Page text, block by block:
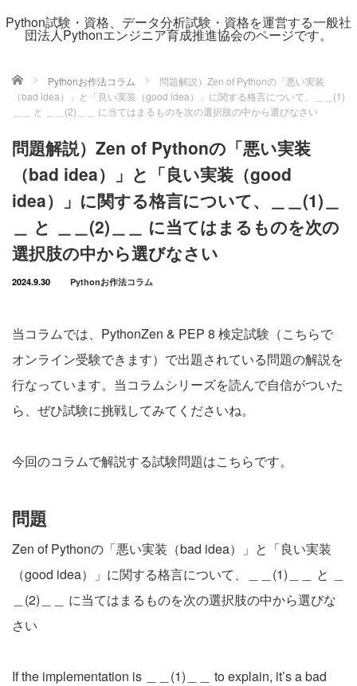
Python試験・資格、データ分析試験・資格を運営する一般社
団法人Pythonエンジニア育成推進協会のページです。
ホーム Pythonお作法コラム
問題解説）Zen of Pythonの「悪い実装
（bad idea）」と「良い実装（good idea）」に関する格言について、＿＿(1)
＿＿ と ＿＿(2)＿＿ に当てはまるものを次の選択肢の中から選びなさい
問題解説）Zen of Pythonの「悪い実装
（bad idea）」と「良い実装（good
idea）」に関する格言について、＿＿(1)＿
＿ と ＿＿(2)＿＿ に当てはまるものを次の
選択肢の中から選びなさい
2024.9.30 Pythonお作法コラム
当コラムでは、PythonZen & PEP 8 検定試験（こちらで
オンライン受験できます）で出題されている問題の解説を
行なっています。当コラムシリーズを読んで自信がついた
ら、ぜひ試験に挑戦してみてくださいね。
今回のコラムで解説する試験問題はこちらです。
問題
Zen of Pythonの「悪い実装（bad idea）」と「良い実装
（good idea）」に関する格言について、＿＿(1)＿＿ と ＿
＿(2)＿＿ に当てはまるものを次の選択肢の中から選びな
さい
If the implementation is ＿＿(1)＿＿ to explain, it’s a bad